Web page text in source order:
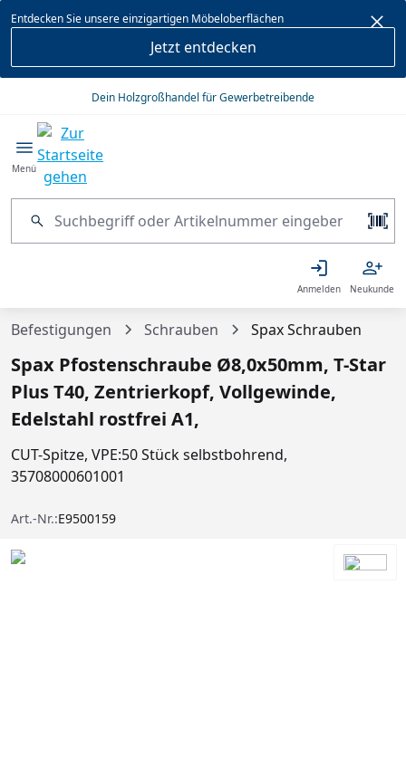
springen
Entdecken Sie unsere einzigartigen Möbeloberflächen
Jetzt entdecken
Dein Holzgroßhandel für Gewerbetreibende
Menü
Anmelden Neukunde
Befestigungen Schrauben Spax Schrauben
Spax Pfostenschraube Ø8,0x50mm, T-Star
Plus T40, Zentrierkopf, Vollgewinde,
Edelstahl rostfrei A1,
CUT-Spitze, VPE:50 Stück selbstbohrend,
35708000601001
Art.-Nr.:E9500159